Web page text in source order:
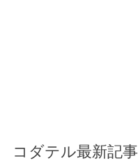
コダテル最新記事